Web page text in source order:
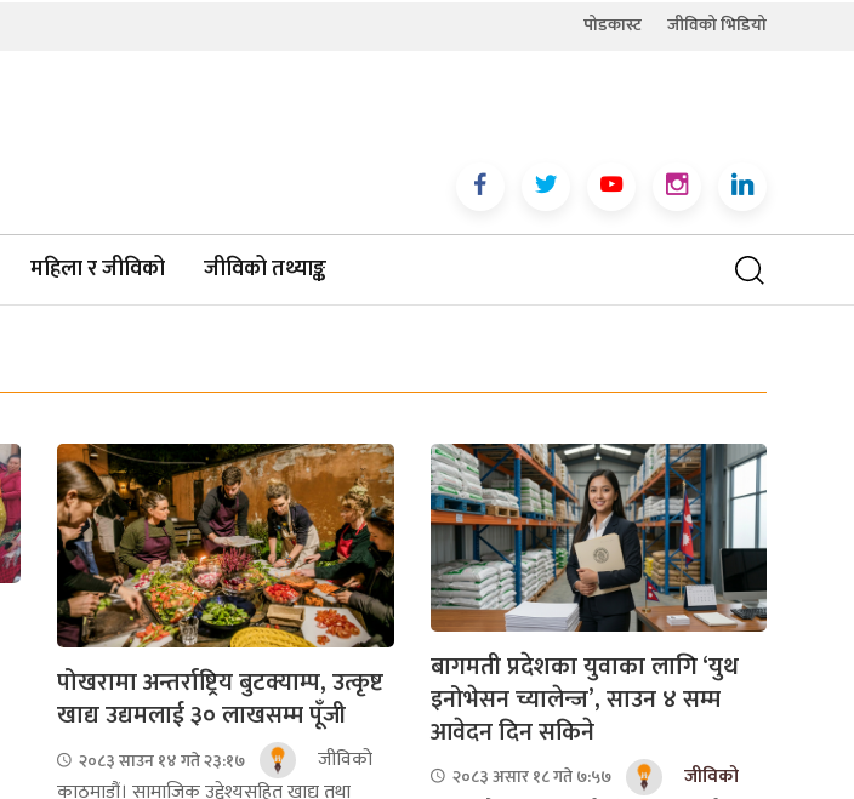
पोडकास्ट जीविको भिडियो
महिला र जीविको जीविको तथ्याङ्क
पोखरामा अन्तर्राष्ट्रिय बुटक्याम्प, उत्कृष्ट
खाद्य उद्यमलाई ३० लाखसम्म पूँजी
२०८३ साउन १४ गते २३:१७
जीविको
बागमती प्रदेशका युवाका लागि ‘युथ
इनोभेसन च्यालेन्ज’, साउन ४ सम्म
आवेदन दिन सकिने
२०८३ असार १८ गते ७:५७
जीविको